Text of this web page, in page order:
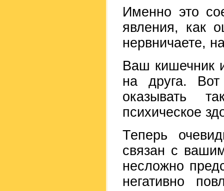
Именно это
явления, как
нервничаете,
Ваш кишечник
на друга.
оказывать
психическое
Теперь
связан с
несложно
негативно